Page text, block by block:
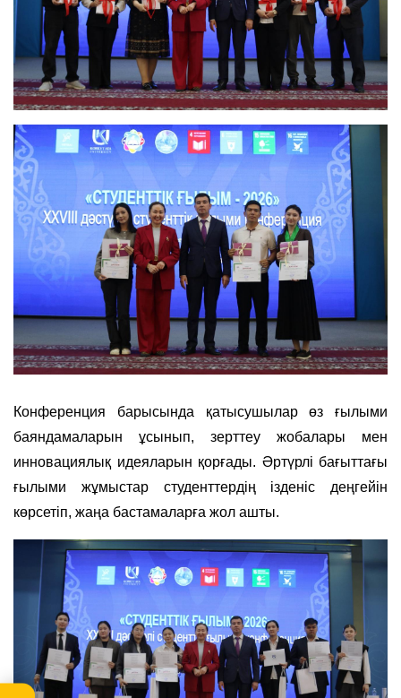
Конференция барысында қатысушылар өз ғылыми
баяндамаларын ұсынып, зерттеу жобалары мен
инновациялық идеяларын қорғады. Әртүрлі бағыттағы
ғылыми жұмыстар студенттердің ізденіс деңгейін
көрсетіп, жаңа бастамаларға жол ашты.